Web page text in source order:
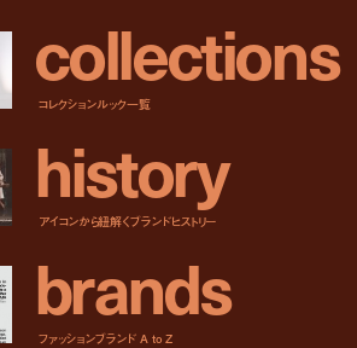
collections
コレクションルック一覧
history
アイコンから紐解くブランドヒストリー
brands
ファッションブランド A to Z